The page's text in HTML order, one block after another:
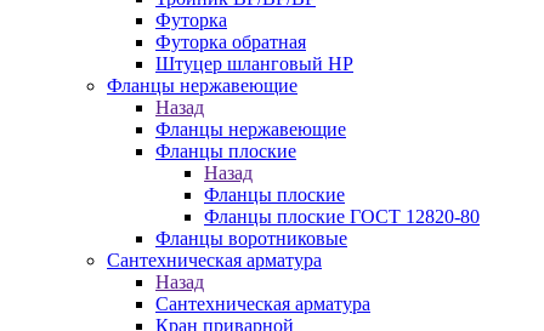
Футорка
Футорка обратная
Штуцер шланговый НР
Фланцы нержавеющие
Назад
Фланцы нержавеющие
Фланцы плоские
Назад
Фланцы плоские
Фланцы плоские ГОСТ 12820-80
Фланцы воротниковые
Сантехническая арматура
Назад
Сантехническая арматура
Кран приварной